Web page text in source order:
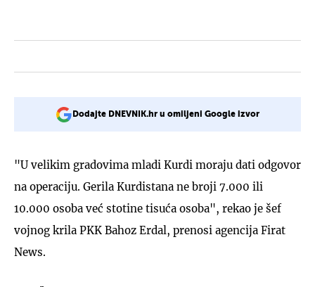
Dodajte DNEVNIK.hr u omiljeni Google izvor
"U velikim gradovima mladi Kurdi moraju dati odgovor
na operaciju. Gerila Kurdistana ne broji 7.000 ili
10.000 osoba već stotine tisuća osoba", rekao je šef
vojnog krila PKK Bahoz Erdal, prenosi agencija Firat
News.